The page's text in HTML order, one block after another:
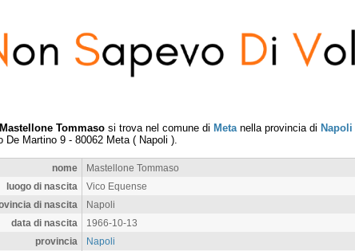
Mastellone Tommaso si trova nel comune di Meta nella provincia di Napoli
De Martino 9 - 80062 Meta ( Napoli ).
nome
Mastellone Tommaso
luogo di nascita
Vico Equense
di nascita
Napoli
data di nascita
1966-10-13
provincia
Napoli